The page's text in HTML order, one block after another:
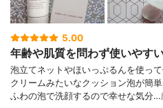
5.00
年齢や肌質を問わず使いやす
泡立てネットやほいっぷるんを使っ
クリームみたいなクッション泡が簡
ふわの泡で洗顔するので幸せな気分…